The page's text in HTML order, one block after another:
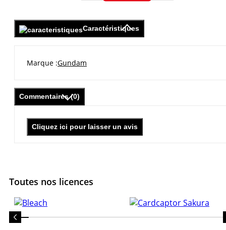
Caractéristiques
Marque Gundam
Commentaires (0)
Cliquez ici pour laisser un avis
Toutes nos licences